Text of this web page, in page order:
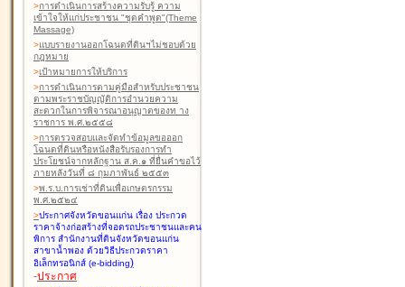
>การดำเนินการสร้างความรับรู้ ความ
เข้าใจให้แก่ประชาชน "ชุดคำพูด"(Theme
Massage)
>แบบรายงานออกโฉนดที่ดินฯไม่ชอบด้วย
กฎหมาย
>เป้าหมายการให้บริการ
>การดำเนินการตามคู่มือสำหรับประชาชน
ตามพระราชบัญญัติการอำนวยความ
สะดวกในการพิจารณาอนุญาตของท าง
ราชการ พ.ศ.๒๕๕๘
>การตรวจสอบและจัดทำข้อมูลขอออก
โฉนดที่ดินหรือหนังสือรับรองการทำ
ประโยชน์จากหลักฐาน ส.ค.๑ ที่ยื่นคำขอไว้
ภายหลังวันที่ ๘ กุมภาพันธ์ ๒๕๕๓
>พ.ร.บ.การเช่าที่ดินเพื่อเกษตรกรรม
พ.ศ.๒๕๒๔
>ประกาศจังหวัดขอนแก่น เรื่อง ประกวด
ราคาจ้างก่อสร้างที่จอดรถประชาชนและคน
พิการ สำนักงานที่ดินจังหวัดขอนแก่น
สาขาน้ำพอง ด้วยวิธีประกวดราคา
อิเล็กทรอนิกส์ (e-bidding)
-ประกาศ